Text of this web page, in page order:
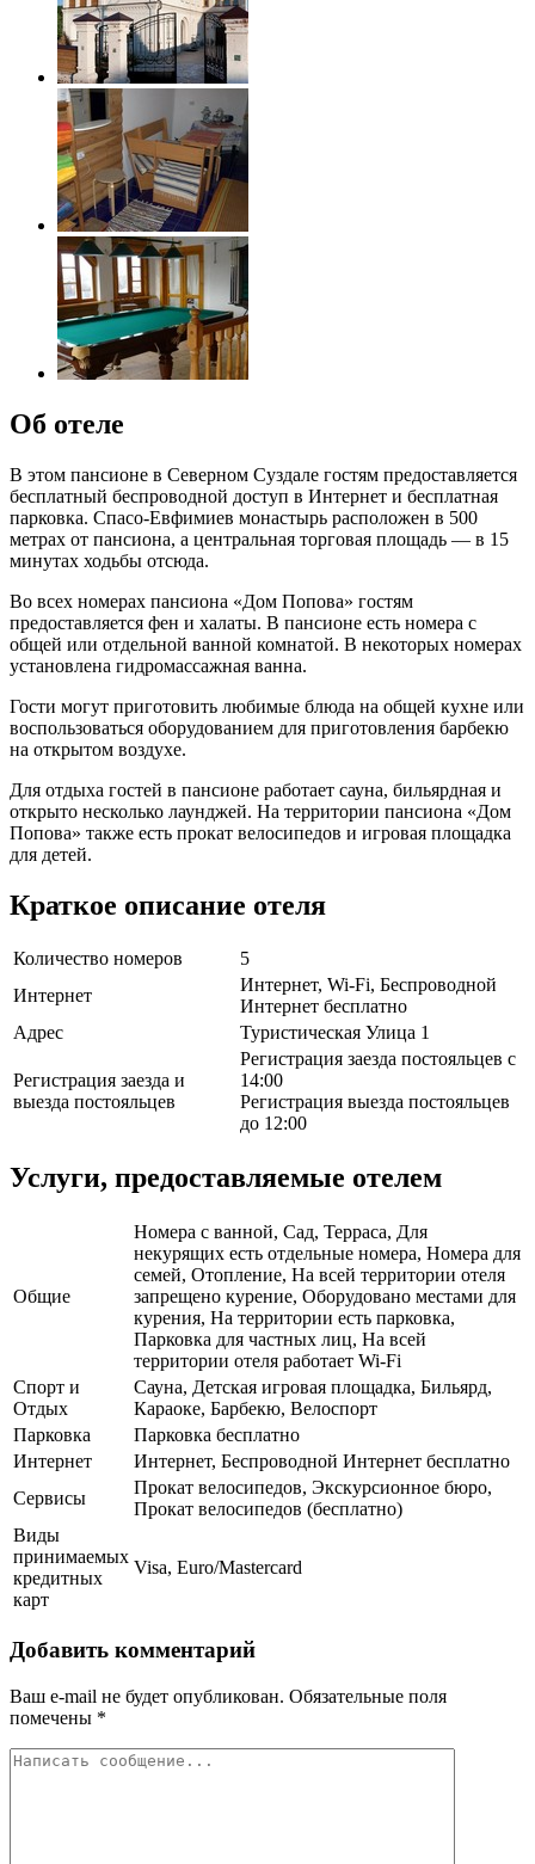
Об отеле
В этом пансионе в Северном Суздале гостям предоставляется
бесплатный беспроводной доступ в Интернет и бесплатная
парковка. Спасо-Евфимиев монастырь расположен в 500
метрах от пансиона, а центральная торговая площадь — в 15
минутах ходьбы отсюда.
Во всех номерах пансиона «Дом Попова» гостям
предоставляется фен и халаты. В пансионе есть номера с
общей или отдельной ванной комнатой. В некоторых номерах
установлена гидромассажная ванна.
Гости могут приготовить любимые блюда на общей кухне или
воспользоваться оборудованием для приготовления барбекю
на открытом воздухе.
Для отдыха гостей в пансионе работает сауна, бильярдная и
открыто несколько лаунджей. На территории пансиона «Дом
Попова» также есть прокат велосипедов и игровая площадка
для детей.
Краткое описание отеля
Количество номеров
5
Интернет
Интернет, Wi-Fi, Беспроводной
Интернет бесплатно
Адрес
Туристическая Улица 1
Регистрация заезда и
выезда постояльцев
Регистрация заезда постояльцев с
14:00
Регистрация выезда постояльцев
до 12:00
Услуги, предоставляемые отелем
Общие
Номера с ванной, Сад, Терраса, Для
некурящих есть отдельные номера, Номера для
семей, Отопление, На всей территории отеля
запрещено курение, Оборудовано местами для
курения, На территории есть парковка,
Парковка для частных лиц, На всей
территории отеля работает Wi-Fi
Спорт и
Отдых
Сауна, Детская игровая площадка, Бильярд,
Караоке, Барбекю, Велоспорт
Парковка
Парковка бесплатно
Интернет
Интернет, Беспроводной Интернет бесплатно
Сервисы
Прокат велосипедов, Экскурсионное бюро,
Прокат велосипедов (бесплатно)
Виды
принимаемых
кредитных
карт
Visa, Euro/Mastercard
Добавить комментарий
Ваш e-mail не будет опубликован. Обязательные поля
помечены *